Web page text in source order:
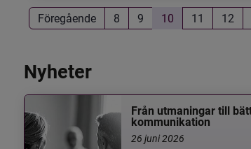
Föregående 8 9 10 11 12
Nyheter
Från utmaningar till
kommunikation
26 juni 2026